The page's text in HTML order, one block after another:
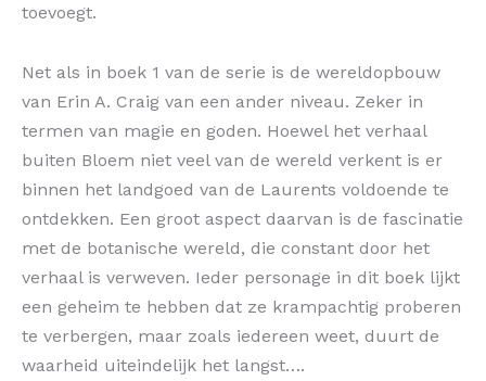
toevoegt.
Net als in boek 1 van de serie is de wereldopbouw
van Erin A. Craig van een ander niveau. Zeker in
termen van magie en goden. Hoewel het verhaal
buiten Bloem niet veel van de wereld verkent is er
binnen het landgoed van de Laurents voldoende te
ontdekken. Een groot aspect daarvan is de fascinatie
met de botanische wereld, die constant door het
verhaal is verweven. Ieder personage in dit boek lijkt
een geheim te hebben dat ze krampachtig proberen
te verbergen, maar zoals iedereen weet, duurt de
waarheid uiteindelijk het langst….